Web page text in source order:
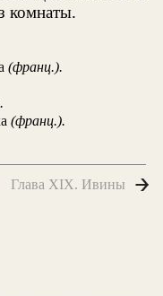
комнаты.
(франц.).
(франц.).
Глава XIX. Ивины